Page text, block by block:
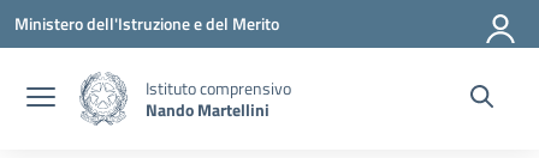
Vai ai contenuti
Vai al menu di navigazione
Vai al footer
Ministero dell'Istruzione e del Merito
Istituto comprensivo
Nando Martellini